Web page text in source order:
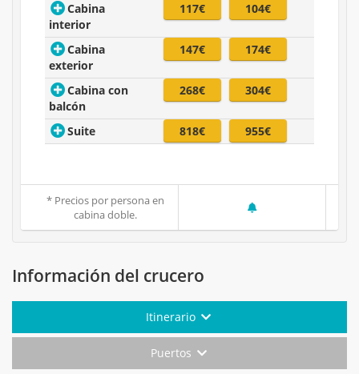
Cabina
interior
117€ 104€
Cabina
exterior
147€ 174€
Cabina con
balcón
268€ 304€
Suite 818€ 955€
* Precios por persona en
cabina doble.
Información del crucero
Itinerario
Puertos